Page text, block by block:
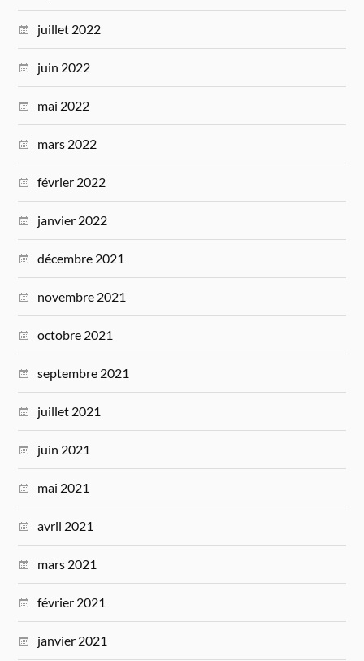
juillet 2022
juin 2022
mai 2022
mars 2022
février 2022
janvier 2022
décembre 2021
novembre 2021
octobre 2021
septembre 2021
juillet 2021
juin 2021
mai 2021
avril 2021
mars 2021
février 2021
janvier 2021